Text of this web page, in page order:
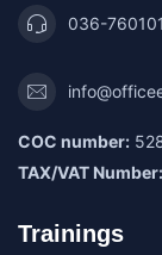
036-
COC number:
TAX/VAT Number:
Trainings